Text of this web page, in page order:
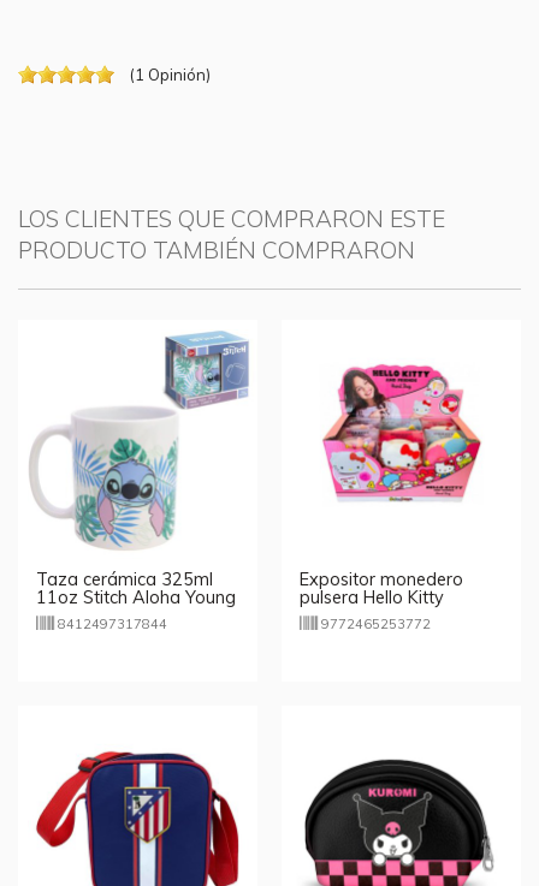
(1 Opinión)
LOS CLIENTES QUE COMPRARON ESTE
PRODUCTO TAMBIÉN COMPRARON
Taza cerámica 325ml
11oz Stitch Aloha Young
Adult8412497317844
Expositor monedero
pulsera Hello Kitty
9772465253772